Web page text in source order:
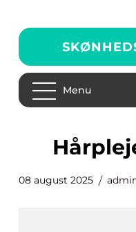
Menu
08 august 2025